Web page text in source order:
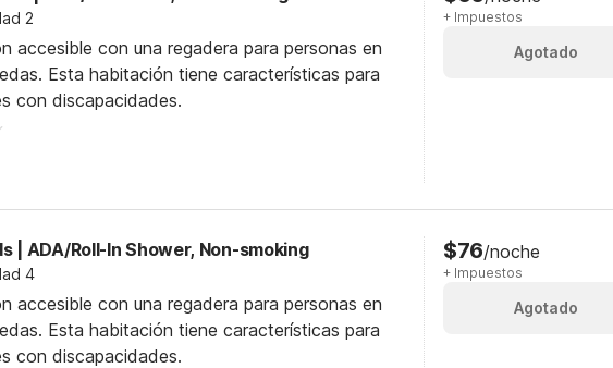
2
accesible con una regadera para personas en
Esta habitación tiene características para
con discapacidades.
+ Impuestos
Agotado
| ADA/Roll-In Shower, Non-smoking
4
accesible con una regadera para personas en
Esta habitación tiene características para
con discapacidades.
$76/noche
+ Impuestos
Agotado